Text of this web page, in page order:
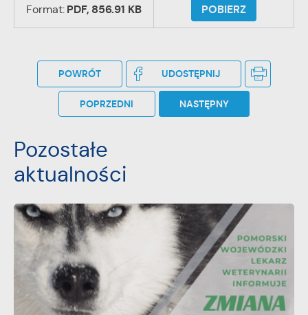
Format: PDF, 856.91 KB POBIERZ
POWRÓT UDOSTĘPNIJ
POPRZEDNI NASTĘPNY
Pozostałe
aktualności